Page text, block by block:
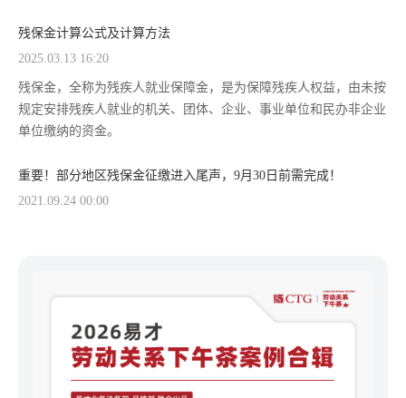
残保金计算公式及计算方法
2025.03.13 16:20
残保金，全称为残疾人就业保障金，是为保障残疾人权益，由未按
规定安排残疾人就业的机关、团体、企业、事业单位和民办非企业
单位缴纳的资金。
重要！部分地区残保金征缴进入尾声，9月30日前需完成！
2021.09.24 00:00